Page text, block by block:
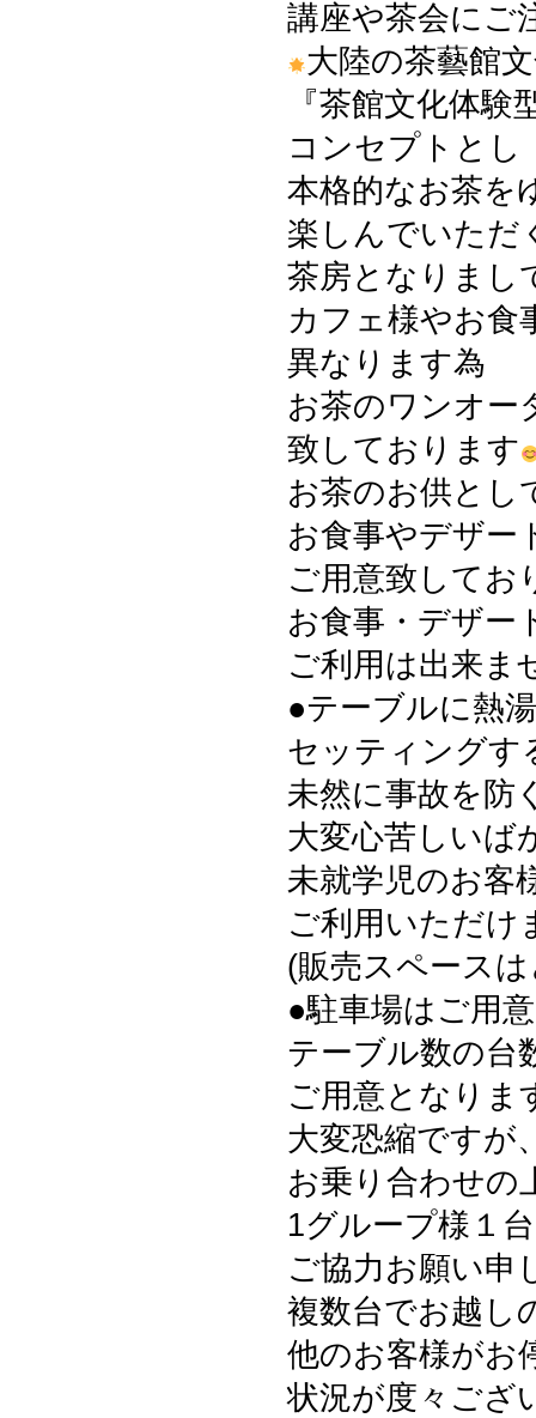
講座や茶会にご
大陸の茶藝館
『茶館文化体験
コンセプトとし
本格的なお茶を
楽しんでいただ
茶房となりまし
カフェ様やお食
異なります為
お茶のワンオー
致しております
お茶のお供とし
お食事やデザー
ご用意致してお
お食事・デザー
ご利用は出来ま
●テーブルに熱
セッティングす
未然に事故を防
大変心苦しいば
未就学児のお客
ご利用いただけ
(販売スペース
●駐車場はご用
テーブル数の台
ご用意となりま
大変恐縮ですが
お乗り合わせの
1グループ様１
ご協力お願い申
複数台でお越し
他のお客様がお
状況が度々ござ